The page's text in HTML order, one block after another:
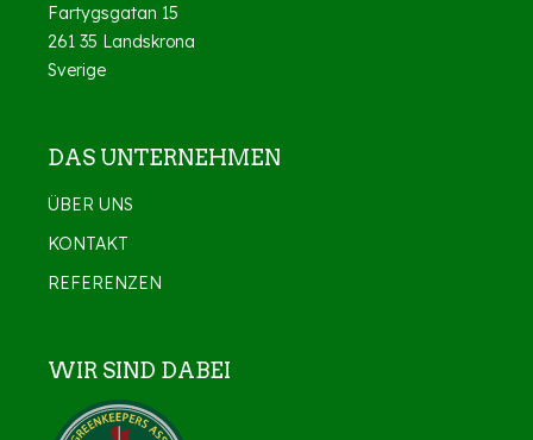
Fartygsgatan 15
261 35 Landskrona
Sverige
DAS UNTERNEHMEN
ÜBER UNS
KONTAKT
REFERENZEN
WIR SIND DABEI